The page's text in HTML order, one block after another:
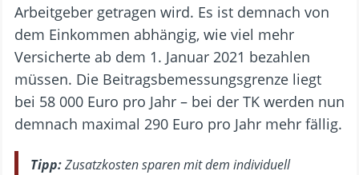
Arbeitgeber getragen wird. Es ist demnach von
dem Einkommen abhängig, wie viel mehr
Versicherte ab dem 1. Januar 2021 bezahlen
müssen. Die Beitragsbemessungsgrenze liegt
bei 58 000 Euro pro Jahr – bei der TK werden nun
demnach maximal 290 Euro pro Jahr mehr fällig.
Tipp:Zusatzkosten sparen mit dem individuell